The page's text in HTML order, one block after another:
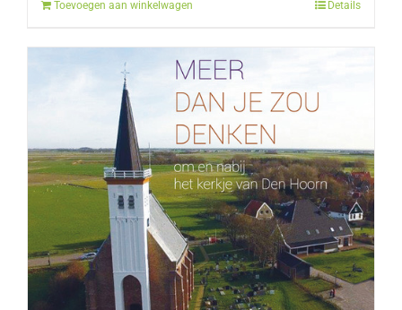
Toevoegen aan winkelwagen Details